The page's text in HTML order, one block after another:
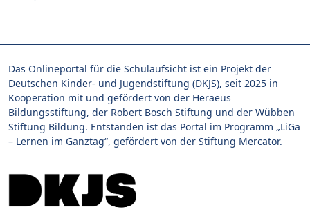
Das Onlineportal für die Schulaufsicht ist ein Projekt der
Deutschen Kinder- und Jugendstiftung (DKJS), seit 2025 in
Kooperation mit und gefördert von der Heraeus
Bildungsstiftung, der Robert Bosch Stiftung und der Wübben
Stiftung Bildung. Entstanden ist das Portal im Programm „LiGa
– Lernen im Ganztag“, gefördert von der Stiftung Mercator.